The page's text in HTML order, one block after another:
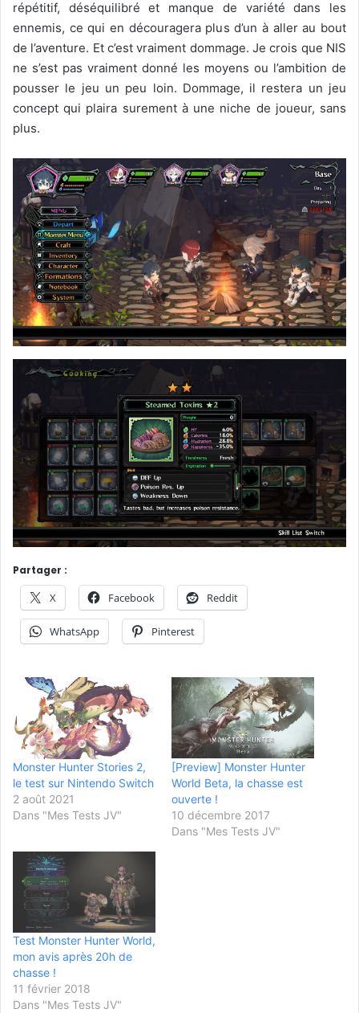
répétitif, déséquilibré et manque de variété dans les
ennemis, ce qui en découragera plus d’un à aller au bout
de l’aventure. Et c’est vraiment dommage. Je crois que NIS
ne s’est pas vraiment donné les moyens ou l’ambition de
pousser le jeu un peu loin. Dommage, il restera un jeu
concept qui plaira surement à une niche de joueur, sans
plus.
Partager :
X Facebook Reddit
WhatsApp Pinterest
Monster Hunter Stories 2,
le test sur Nintendo Switch
2 août 2021
Dans "Mes Tests JV"
[Preview] Monster Hunter
World Beta, la chasse est
ouverte !
10 décembre 2017
Dans "Mes Tests JV"
Test Monster Hunter World,
mon avis après 20h de
chasse !
11 février 2018
Dans "Mes Tests JV"